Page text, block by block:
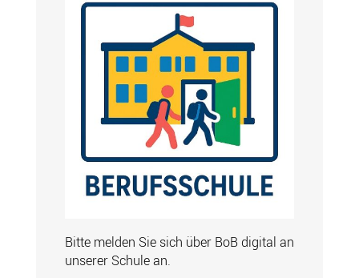
Bitte melden Sie sich über BoB digital an
unserer Schule an.